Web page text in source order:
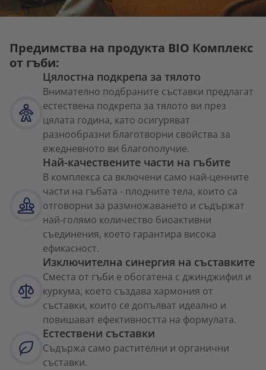
Предимства на продукта BIO Комплекс
от гъби:
Цялостна подкрепа за тялото
Внимателно подбраните съставки предлагат
естествена подкрепа за тялото ви през
цялата година, като осигуряват
разнообразни благотворни свойства за
ежедневното ви благополучие.
Най-качествените части на гъбите
В комплекса са включени само най-ценните
части на гъбата - плодните тела, които са
отговорни за размножаването и съдържат
най-голямо количество биоактивни
съединения, което гарантира висока
ефикасност.
Изключителна синергия на съставките
Сместа от гъби е обогатена с джинджифил и
куркума, което създава хармония от
съставки, които се допълват идеално и
повишават ефективността на формулата.
Естествени съставки
Съдържа само растителни и органични
съставки.